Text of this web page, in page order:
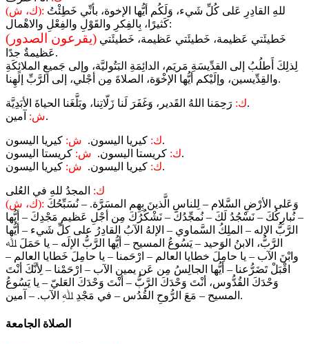
(ك، ش): للهِ القادِرِ عَلى كُلِّ شَيء، وَلَكُم أيُّها الإخوة، بأنِّي خَطِئْتُ
كَثيرًا، بِالفِكرِ والقَوْلِ والفِعْلِ والاهْمال:
(يقرعون الصدور)
عَظيمةٌ جدًا.
لِذلِكَ أَطلُبُ إلى القدِّيسَةِ مَريَم، الدائِمَةِ البَتُوليَّة، وإلى جَميعِ الملائِكَةِ
والقِدِّيسين، وإلَيْكم أيُّها الإخْوَة، الصلاةَ مِن أجْلي، إلى الرَّبِّ إلَهِنا.
ك:رَحِمَنا اللهُ القَدير، وَغَفَرَ لَنا زَلّاتِنا، وبَلَّغَنا الحياةَ الأبَدِيَّة.
ش:آمين.
ك: كيريا اليسون. ش:
كيريا اليسون.
ك: كريستا اليسون. ش:
كريستا اليسون.
ك: كيريا اليسون. ش: كيريا اليسون.
ك: المجدُ للهِ في العُلى
(ك، ش): وَعَلى الأرْضِ السَّلام – لِلناسِ الَّذينَ بِهِم المسَرَّة. – نُسَبِّحُكَ
– نُبارِكُكَ – نَسْجُدُ لَكَ – نُمجِّدُكَ – نَشْكُرُكَ مِن أجْلِ عَظيمِ مَجْدِكَ – أيُّها
الرَّبُّ الإله – الملِكُ السَّماوي – الإلهُ الآبُ القادِرُ على كلِّ شَيء – أيُّها
الرَّبُّ، الابنُ الوَحيد – يَسُوعُ المسيح – أيُّها الرَّبُّ الإلَه – يا حَمَلَ ﷲ
وابْنَ الآب – يا حامِلَ خطايا العالم – ارْحَمنا – يا حامِلَ خَطايا العالم –
اقْبَلْ تَضَرُّعنا – أيُّها الجالِسُ مِن عَن يمينِ الآب – ارْحَمْنا – لِأنَّكَ أنْتَ
وَحْدَكَ القُدُّوس، أنْتَ وَحْدَكَ الرَّبُّ – أنْتَ وَحْدَكَ العَليّ – يا يَسُوعُ
المسيح – مَعَ الرُّوحِ القُدُس – في مَجْدِ ﷲِ الآب. – آمين.
الصلاة الجامعة